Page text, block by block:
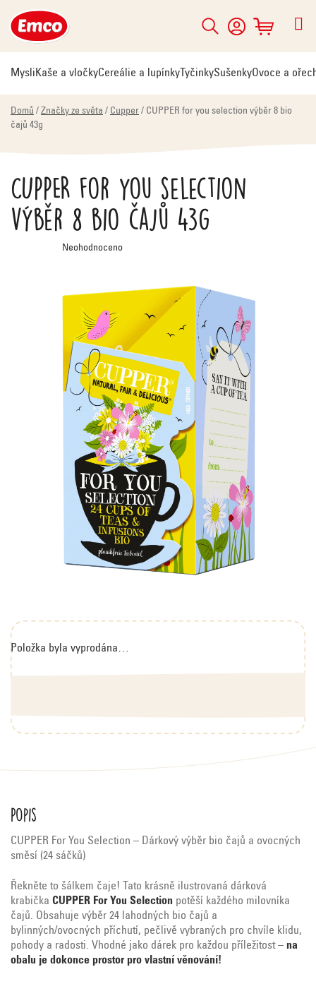
na
obsah
Hledat
NÁKUPNÍ
KOŠÍK
MysliKaše a vločkyCereálie a lupínky TyčinkySušenkyOvoce a
Domů / Značky ze světa / Cupper / CUPPER for you selection výběr 8 bio
čajů 43g
Položka byla vyprodána…
CUPPER for you selection
výběr 8 bio čajů 43g
Průměrné
hodnocení
hvězdiček.
Neohodnoceno
Popis
CUPPER For You Selection – Dárkový výběr bio čajů a ovocných
směsí (24 sáčků)
Řekněte to šálkem čaje! Tato krásně ilustrovaná dárková
krabička CUPPER For You Selection potěší každého milovníka
čajů. Obsahuje výběr 24 lahodných bio čajů a
bylinných/ovocných příchutí, pečlivě vybraných pro chvíle klidu,
pohody a radosti. Vhodné jako dárek pro každou příležitost – na
obalu je dokonce prostor pro vlastní věnování!